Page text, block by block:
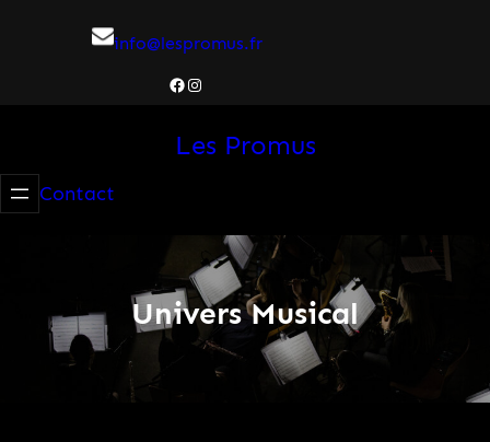
info@lespromus.fr
Facebook
Instagram
Les Promus
Contact
Univers Musical